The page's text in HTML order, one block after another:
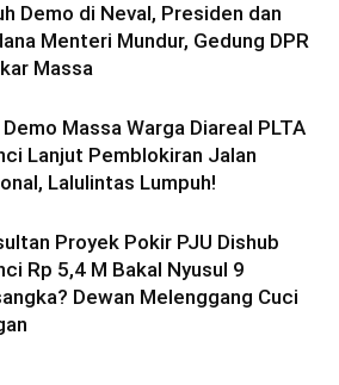
Demo di Neval, Presiden dan
Menteri Mundur, Gedung DPR
Massa
Massa Warga Diareal PLTA
Lanjut Pemblokiran Jalan
Lalulintas Lumpuh!
Proyek Pokir PJU Dishub
Rp 5,4 M Bakal Nyusul 9
Dewan Melenggang Cuci